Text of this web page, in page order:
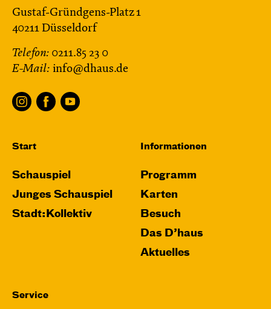
Gustaf-Gründgens-Platz 1
40211 Düsseldorf
Telefon: 0211.85 23 0
E-Mail: info@dhaus.de
Start
Schauspiel
Junges Schauspiel
Stadt:Kollektiv
Informationen
Programm
Karten
Besuch
Das D’haus
Aktuelles
Service